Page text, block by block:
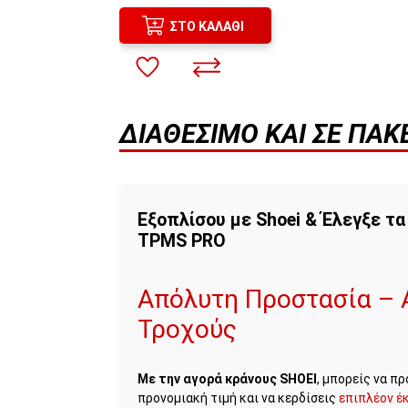
ΣΤΟ ΚΑΛΆΘΙ
ΔΙΑΘΈΣΙΜΟ ΚΑΙ ΣΕ
Εξοπλίσου με Shoei & Έλεγξε
TPMS PRO
Απόλυτη Προστασία –
Τροχούς
Με την αγορά κράνους SHOEI, μπορείς να
προνομιακή τιμή και να κερδίσειςεπιπλέον